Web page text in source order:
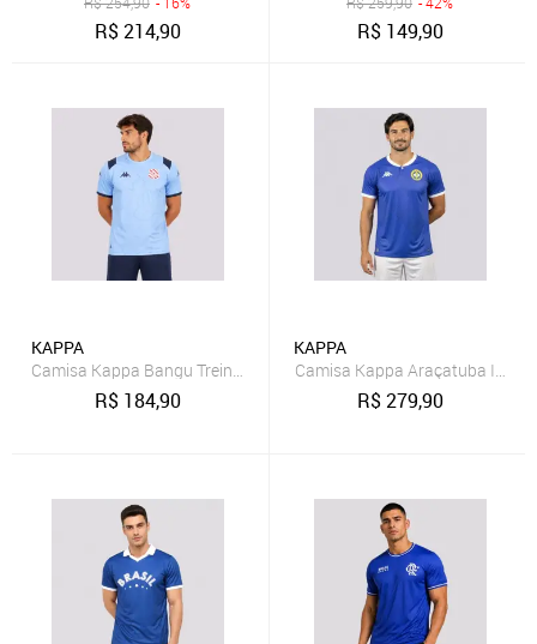
R$214,90 R$ 149,90
KAPPA
Camisa Kappa Bangu Treino Atleta 2026
R$ 184,90
KAPPA
Camisa Kappa Araçatuba II
R$279,90